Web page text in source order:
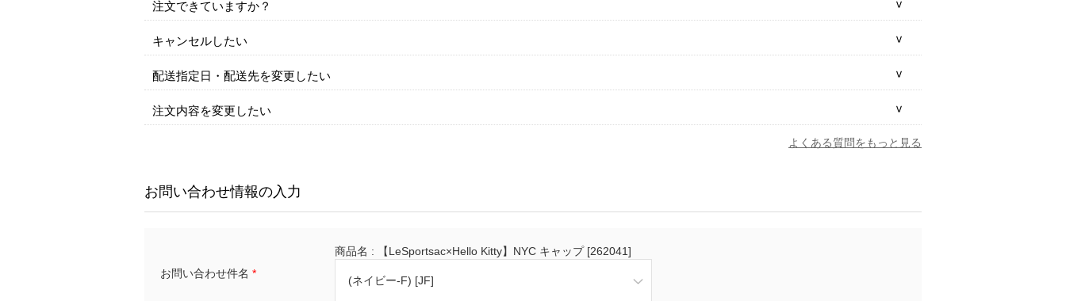
注文できていますか？
キャンセルしたい
配送指定日・配送先を変更したい
注文内容を変更したい
よくある質問をもっと見る
お問い合わせ情報の入力
お問い合わせ件名 *
商品名 : 【LeSportsac×Hello Kitty】NYC キャップ [262041]